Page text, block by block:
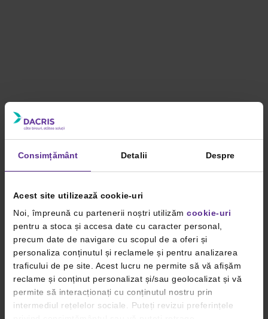
Consimțământ Detalii Despre
Acest site utilizează cookie-uri
Noi, împreună cu partenerii noștri utilizăm cookie-uri
pentru a stoca și accesa date cu caracter personal,
precum date de navigare cu scopul de a oferi și
personaliza conținutul și reclamele și pentru analizarea
traficului de pe site. Acest lucru ne permite să vă afișăm
reclame și conținut personalizat și/sau geolocalizat și vă
permite să interacționați cu conținutul nostru prin
intermediul rețelelor sociale. Puteți revizui preferințele